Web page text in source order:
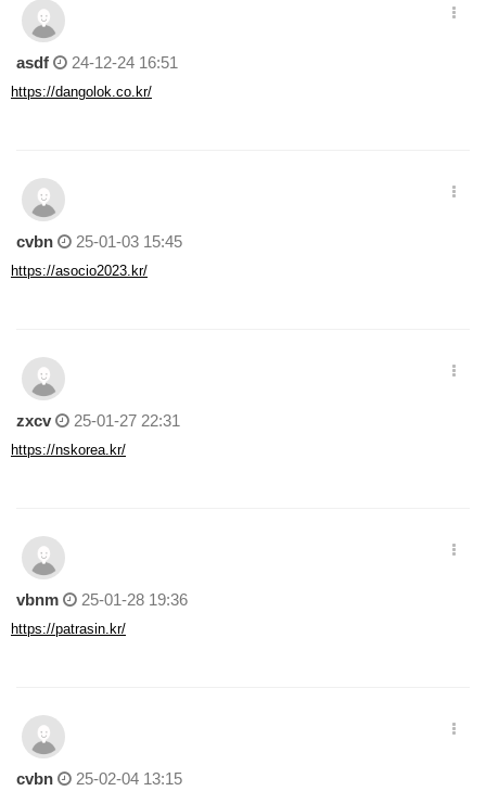
asdf 24-12-24 16:51
https://dangolok.co.kr/
cvbn 25-01-03 15:45
https://asocio2023.kr/
zxcv 25-01-27 22:31
https://nskorea.kr/
vbnm 25-01-28 19:36
https://patrasin.kr/
cvbn 25-02-04 13:15